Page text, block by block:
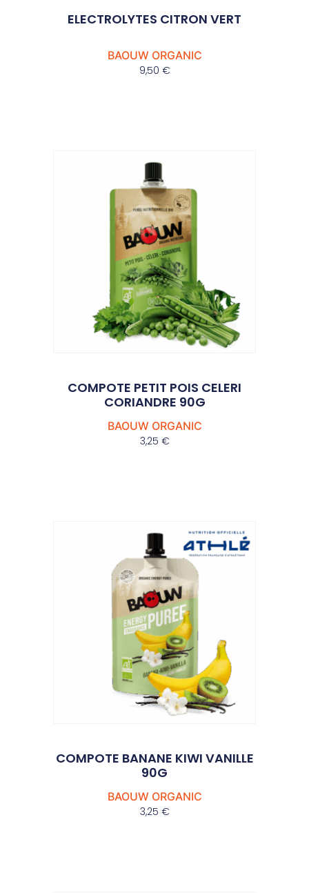
ELECTROLYTES CITRON VERT
BAOUW ORGANIC
9,50 €
COMPOTE PETIT POIS CELERI
CORIANDRE 90G
BAOUW ORGANIC
3,25 €
COMPOTE BANANE KIWI VANILLE
90G
BAOUW ORGANIC
3,25 €